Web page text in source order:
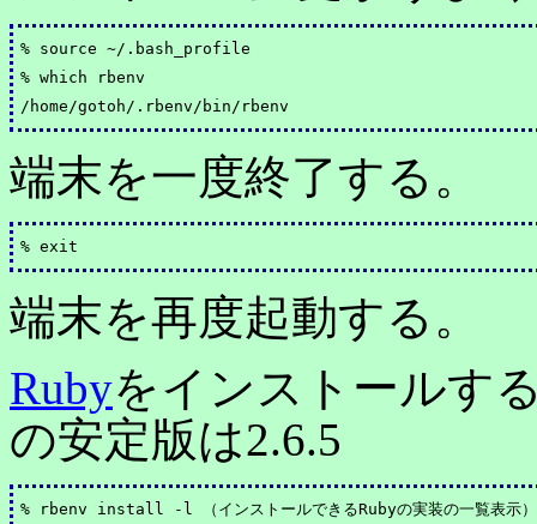
% source ~/.bash_profile
% which rbenv
端末を一度終了する。
端末を再度起動する。
Rubyをインストールす
の安定版は2.6.5
% rbenv install -l （インストールできるRubyの実装の一覧表示）